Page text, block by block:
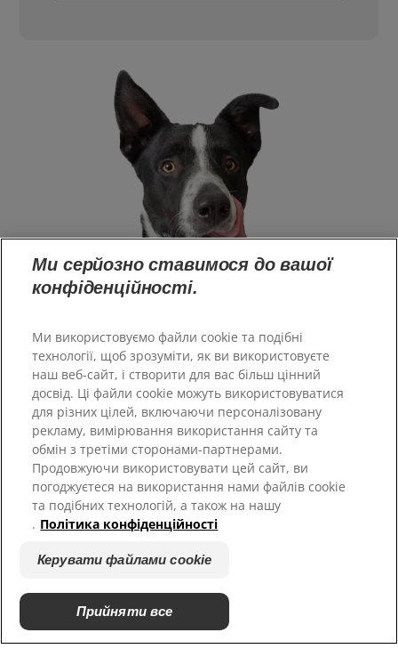
Великобританія
Ресурси
Зв'язатися з нами
Карта сайту
Наші сайти
Кар'єра
Ми серйозно ставимося до вашої
конфіденційності.
Ми використовуємо файли cookie та подібні
технології, щоб зрозуміти, як ви використовуєте
наш веб-сайт, і створити для вас більш цінний
досвід. Ці файли cookie можуть використовуватися
для різних цілей, включаючи персоналізовану
рекламу, вимірювання використання сайту та
обмін з третіми сторонами-партнерами.
Продовжуючи використовувати цей сайт, ви
погоджуєтеся на використання нами файлів cookie
та подібних технологій, а також на нашу
. Політика конфіденційності
Керувати файлами cookie
Прийняти все